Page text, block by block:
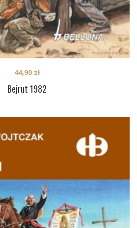
Bejrut 1982
44,90 zł